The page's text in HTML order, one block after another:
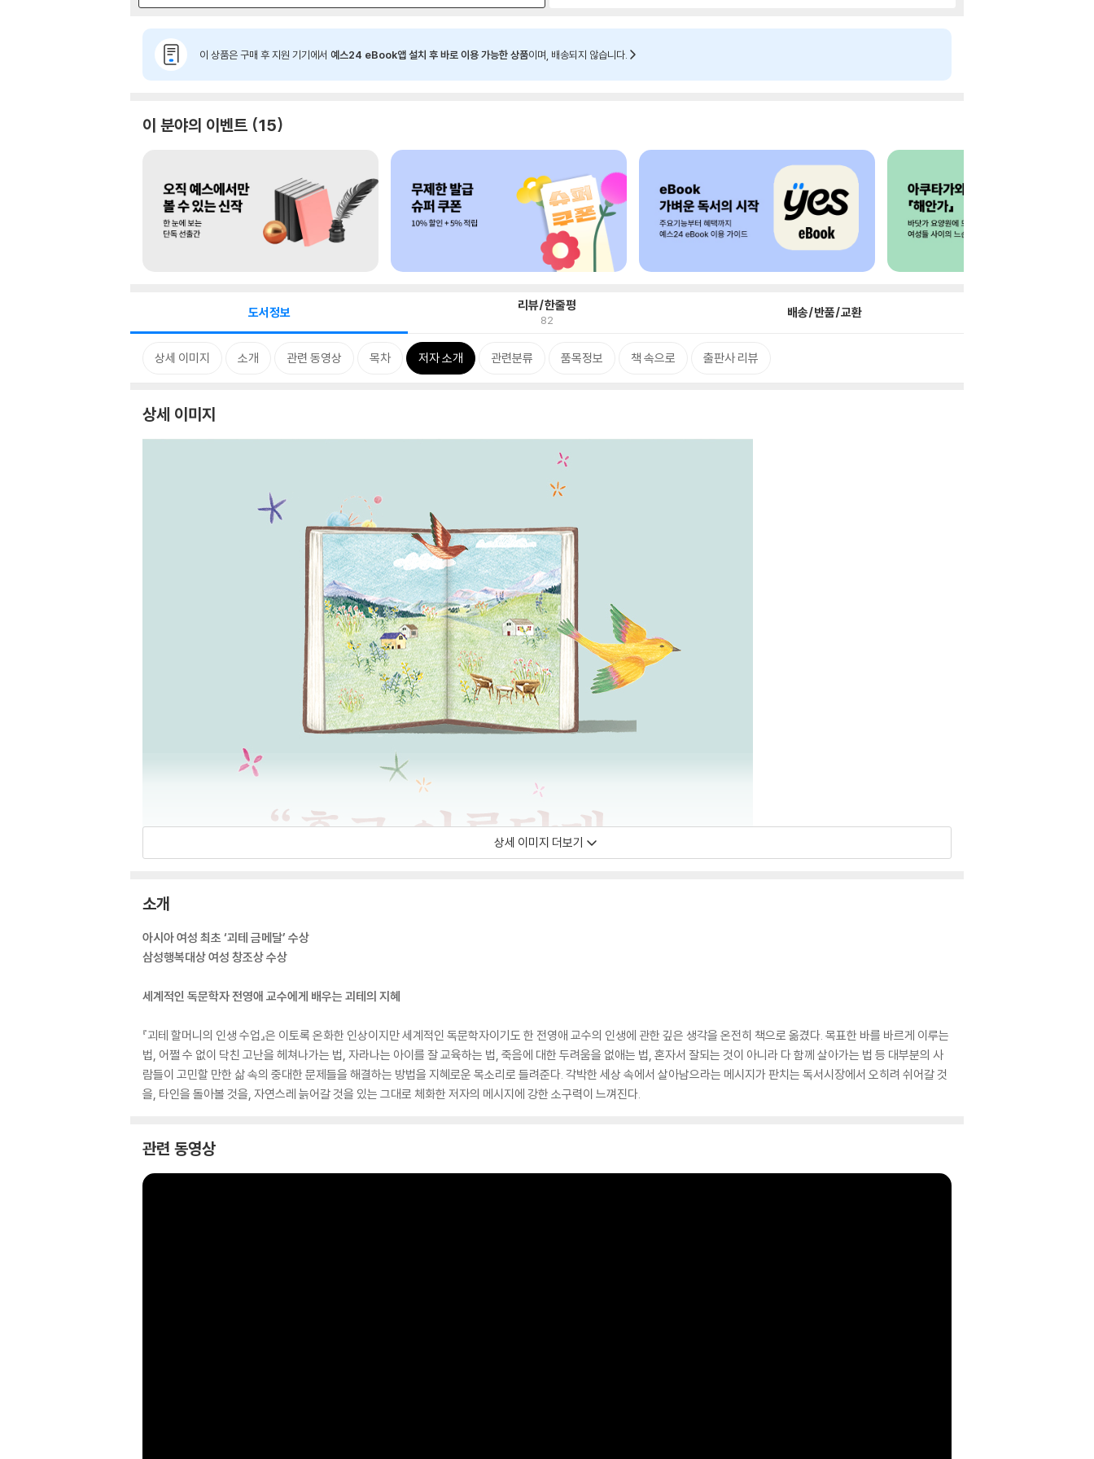
이 상품은 구매 후 지원 기기에서 예스24 eBook앱 설치 후 바로 이용 가능한 상품이며, 배송되지 않습니다.
이 분야의 이벤트 15
도서정보 리뷰/한줄평
82 배송/반품/교환
상세 이미지 소개 관련 동영상 목차 저자 소개 관련분류 품목정보 책 속으로 출판사 리뷰
상세 이미지
상세 이미지 더보기
소개
아시아 여성 최초 ‘괴테 금메달’ 수상
삼성행복대상 여성 창조상 수상
세계적인 독문학자 전영애 교수에게 배우는 괴테의 지혜
『괴테 할머니의 인생 수업』은 이토록 온화한 인상이지만 세계적인 독문학자이기도 한 전영애 교수의 인생에 관한 깊은 생각을 온전히 책으로 옮겼다. 목표한 바를 바르게 이루는
법, 어쩔 수 없이 닥친 고난을 헤쳐나가는 법, 자라나는 아이를 잘 교육하는 법, 죽음에 대한 두려움을 없애는 법, 혼자서 잘되는 것이 아니라 다 함께 살아가는 법 등 대부분의 사
람들이 고민할 만한 삶 속의 중대한 문제들을 해결하는 방법을 지혜로운 목소리로 들려준다. 각박한 세상 속에서 살아남으라는 메시지가 판치는 독서시장에서 오히려 쉬어갈 것
을, 타인을 돌아볼 것을, 자연스레 늙어갈 것을 있는 그대로 체화한 저자의 메시지에 강한 소구력이 느껴진다.
관련 동영상